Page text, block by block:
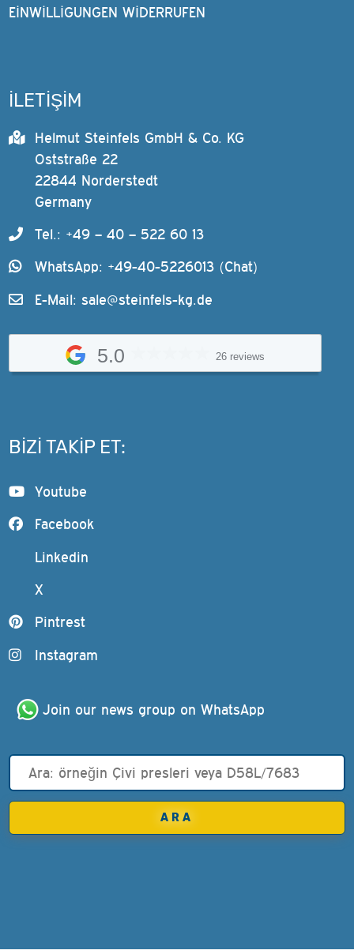
EINWILLIGUNGEN WIDERRUFEN
İLETİŞİM
Helmut Steinfels GmbH & Co. KG
Oststraße 22
22844 Norderstedt
Germany
Tel.: +49 – 40 – 522 60 13
WhatsApp: +49-40-5226013 (Chat)
E-Mail: sale@steinfels-kg.de
5.0 26 reviews
BIZI TAKIP ET:
Youtube
Facebook
Linkedin
X
Pintrest
Instagram
Join our news group on WhatsApp